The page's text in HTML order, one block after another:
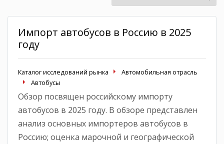
Импорт автобусов в Россию в 2025
году
Каталог исследований рынка
Автомобильная отрасль
Автобусы
Обзор посвящен российскому импорту
автобусов в 2025 году. В обзоре представлен
анализ основных импортеров автобусов в
Россию; оценка марочной и географической